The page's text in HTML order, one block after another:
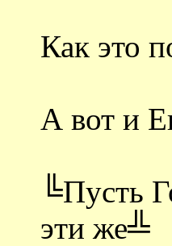
Как это
А вот и
╚Пусть
эти же╩